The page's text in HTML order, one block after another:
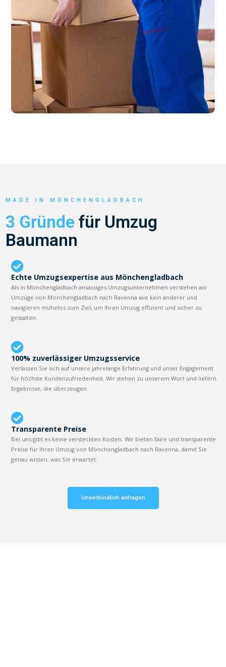
MADE IN MÖNCHENGLADBACH
3 Gründe für Umzug
Baumann
Echte Umzugsexpertise aus Mönchengladbach
Als in Mönchengladbach ansässiges Umzugsunternehmen verstehen wir
Umzüge von Mönchengladbach nach Ravenna wie kein anderer und
navigieren mühelos zum Ziel, um Ihren Umzug effizient und sicher zu
gestalten.
100% zuverlässiger Umzugsservice
Verlassen Sie sich auf unsere jahrelange Erfahrung und unser Engagement
für höchste Kundenzufriedenheit. Wir stehen zu unserem Wort und liefern
Ergebnisse, die überzeugen.
Transparente Preise
Bei uns gibt es keine versteckten Kosten. Wir bieten faire und transparente
Preise für Ihren Umzug von Mönchengladbach nach Ravenna, damit Sie
genau wissen, was Sie erwartet.
Unverbindlich anfragen